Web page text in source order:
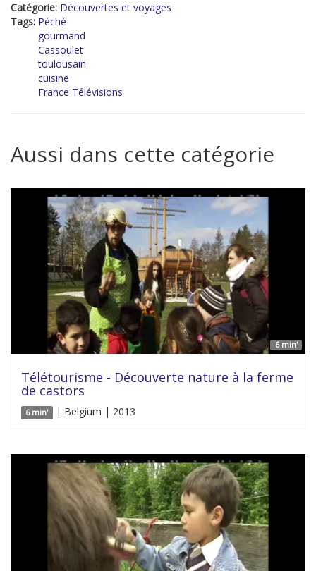
Catégorie: Découvertes et voyages
Tags: Péché
gourmand
Cassoulet
toulousain
cuisine
France Télévisions
Aussi dans cette catégorie
6 min'
Télétourisme - Découverte nature à la ferme
de castors
6 min' | Belgium | 2013